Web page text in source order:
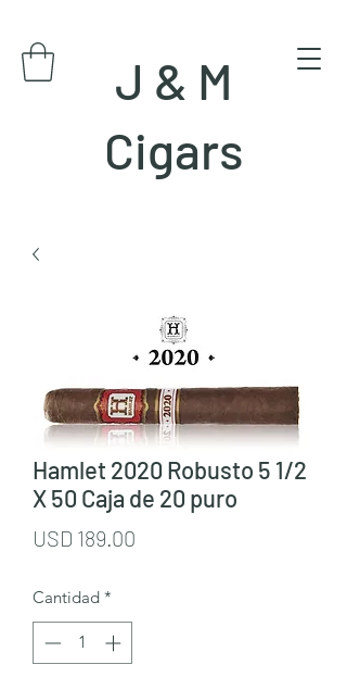
J & M
Cigars
Hamlet 2020 Robusto 5 1/2
X 50 Caja de 20 puro
USD 189.00
Cantidad *